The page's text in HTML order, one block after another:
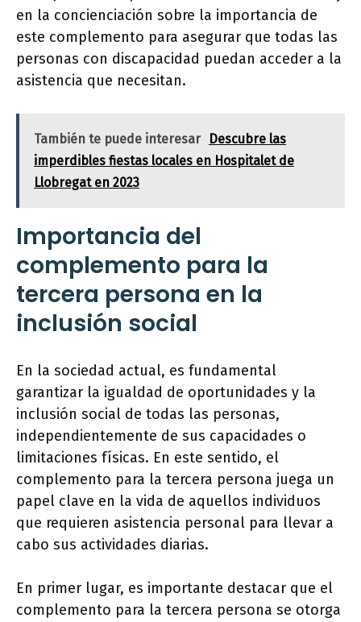
en la concienciación sobre la importancia de
este complemento para asegurar que todas las
personas con discapacidad puedan acceder a la
asistencia que necesitan.
También te puede interesar
Descubre las
imperdibles fiestas locales en Hospitalet de
Llobregat en 2023
Importancia del
complemento para la
tercera persona en la
inclusión social
En la sociedad actual, es fundamental
garantizar la igualdad de oportunidades y la
inclusión social de todas las personas,
independientemente de sus capacidades o
limitaciones físicas. En este sentido, el
complemento para la tercera persona juega un
papel clave en la vida de aquellos individuos
que requieren asistencia personal para llevar a
cabo sus actividades diarias.
En primer lugar, es importante destacar que el
complemento para la tercera persona se otorga